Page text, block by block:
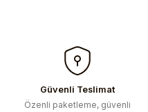
Güvenli Teslimat
Özenli paketleme, güvenli